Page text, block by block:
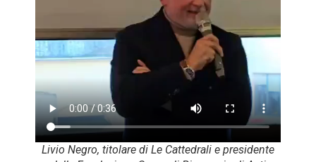
Livio Negro, titolare di Le Cattedrali e presidente